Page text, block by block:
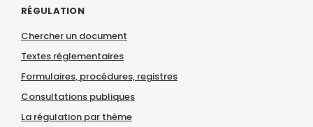
RÉGULATION
Chercher un document
Textes réglementaires
Formulaires, procédures, registres
Consultations publiques
La régulation par thème